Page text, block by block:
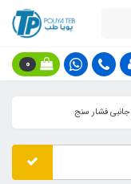
0
جانبی فشار سنج